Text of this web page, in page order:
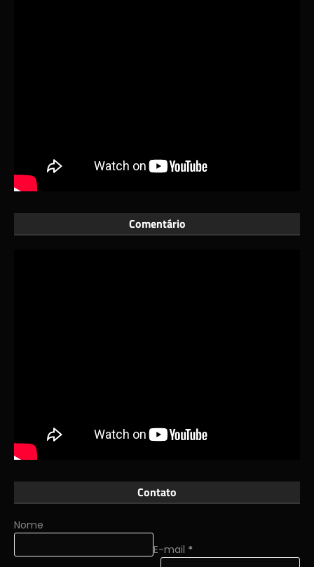
Comentário
Contato
Nome
E-mail *